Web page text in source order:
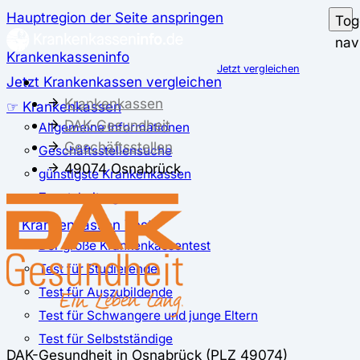
Hauptregion der Seite anspringen
Krankenkasseninfo
Jetzt Krankenkassen vergleichen
☞ Krankenkassen
Allgemeine Informationen
Geschäftsstellensuche
günstigste Krankenkassen
Zusatzbeitrag
✅ Krankenkassen Test
Der große Krankenkassentest
Test für Studierende
Test für Auszubildende
Test für Schwangere und junge Eltern
Test für Selbstständige
Jetzt vergleichen
Krankenkassen
DAK-Gesundheit
Geschäftsstellen
49074 Osnabrück
DAK-Gesundheit in Osnabrück (PLZ 49074)